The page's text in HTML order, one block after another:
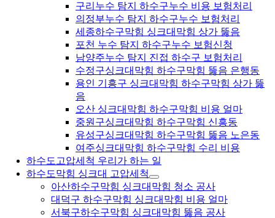
구리누수 탐지 하수구누수 비용 보험처리
의정부누수 탐지 하수구누수 보험처리
세종하수구막힘 싱크대막힘 상가 뚫음
포천 누수 탐지 하수구누수 보험신청
남양주누수 탐지 진접 하수구 보험처리
수정구싱크대막힘 하수구막힘 뚫음 은행동
용인 기흥구 싱크대막힘 하수구막힘 상가 뚫
음
오산 싱크대막힘 하수구막힘 비용 얼마
중원구싱크대막힘 하수구막힘 신흥동
유성구싱크대막힘 하수구막힘 뚫음 노은동
여주싱크대막힘 하수구막힘 수리 비용
하수도고압세척 우리가 하는 일
하수도막힘 싱크대 고압세척
아산하수구막힘 싱크대막힘 청소 공사
대덕구 하수구막힘 싱크대막힘 비용 얼마
서북구하수구막힘 싱크대막힘 뚫음 공사